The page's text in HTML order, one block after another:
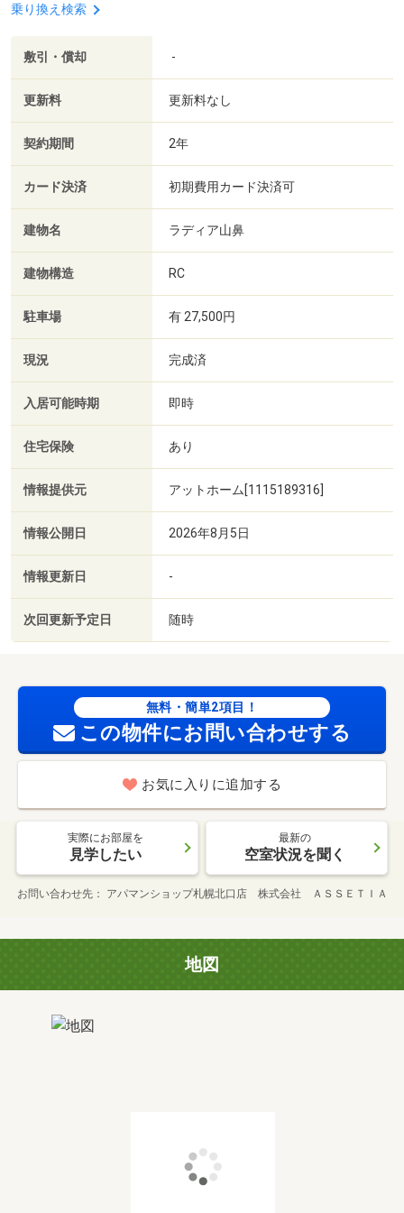
乗り換え検索
敷引・償却 -
更新料 更新料なし
契約期間 2年
カード決済 初期費用カード決済可
建物名 ラディア山鼻
建物構造 RC
駐車場 有 27,500円
現況 完成済
入居可能時期 即時
住宅保険 あり
情報提供元 アットホーム[1115189316]
情報公開日 2026年8月5日
情報更新日 -
次回更新予定日 随時
無料・簡単2項目！
この物件にお問い合わせする
お気に入りに追加する
実際にお部屋を
見学したい
最新の
空室状況を聞く
お問い合わせ先 アパマンショップ札幌北口店 株式会社 ＡＳＳＥＴＩＡ
地図